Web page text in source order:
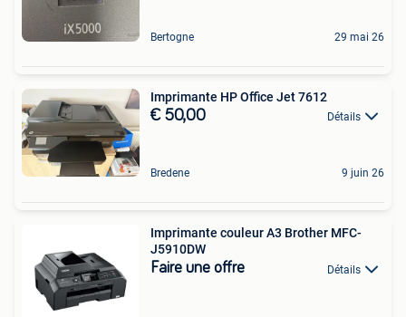
Bertogne 29 mai 26
Imprimante HP Office Jet 7612
€ 50,00 Détails
Bredene 9 juin 26
Imprimante couleur A3 Brother MFC-
J5910DW
Faire une offre Détails